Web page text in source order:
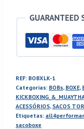
GUARANTEED
REF: BOBXLK-1
Categorias: BOBs, BOXE,
ACESSÓRIOS, SACOS
Etiquetas:
sacoboxe